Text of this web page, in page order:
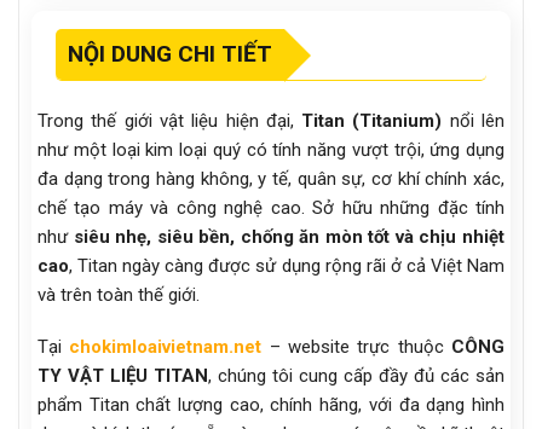
NỘI DUNG CHI TIẾT
Trong thế giới vật liệu hiện đại, Titan (Titanium) nổi lên
như một loại kim loại quý có tính năng vượt trội, ứng dụng
đa dạng trong hàng không, y tế, quân sự, cơ khí chính xác,
chế tạo máy và công nghệ cao. Sở hữu những đặc tính
như siêu nhẹ, siêu bền, chống ăn mòn tốt và chịu nhiệt
cao, Titan ngày càng được sử dụng rộng rãi ở cả Việt Nam
và trên toàn thế giới.
Tại chokimloaivietnam.net – website trực thuộc CÔNG
TY VẬT LIỆU TITAN, chúng tôi cung cấp đầy đủ các sản
phẩm Titan chất lượng cao, chính hãng, với đa dạng hình